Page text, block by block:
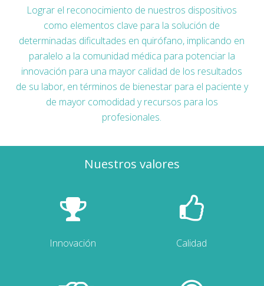
Lograr el reconocimiento de nuestros dispositivos
como elementos clave para la solución de
determinadas dificultades en quirófano, implicando en
paralelo a la comunidad médica para potenciar la
innovación para una mayor calidad de los resultados
de su labor, en términos de bienestar para el paciente y
de mayor comodidad y recursos para los
profesionales.
Nuestros valores
Innovación Calidad